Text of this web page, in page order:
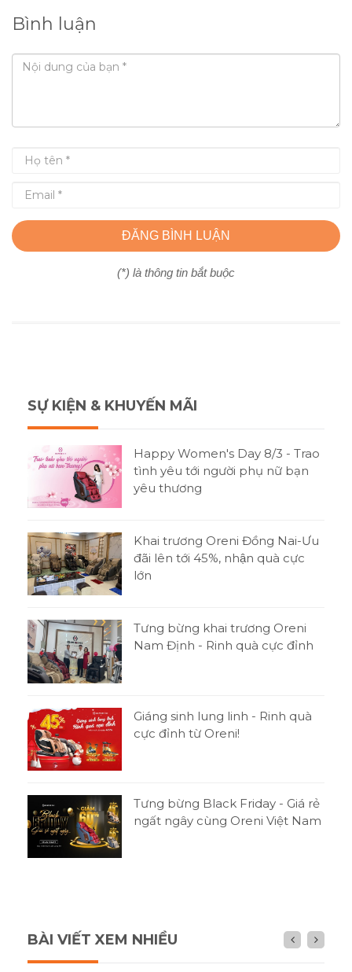
Bình luận
ĐĂNG BÌNH LUẬN
(*) là thông tin bắt buộc
SỰ KIỆN & KHUYẾN MÃI
Happy Women's Day 8/3 - Trao
tình yêu tới người phụ nữ bạn
yêu thương
Khai trương Oreni Đồng Nai-Ưu
đãi lên tới 45%, nhận quà cực
lớn
Tưng bừng khai trương Oreni
Nam Định - Rinh quà cực đỉnh
Giáng sinh lung linh - Rinh quà
cực đỉnh từ Oreni!
Tưng bừng Black Friday - Giá rẻ
ngất ngây cùng Oreni Việt Nam
BÀI VIẾT XEM NHIỀU